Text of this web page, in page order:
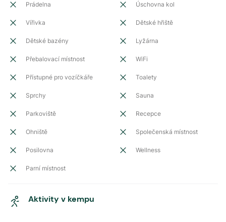
Prádelna Úschovna kol
Vířivka Dětské hřiště
Dětské bazény Lyžárna
Přebalovací místnost WiFi
Přístupné pro vozíčkáře Toalety
Sprchy Sauna
Parkoviště Recepce
Ohniště Společenská místnost
Posilovna Wellness
Parní místnost
Aktivity v kempu